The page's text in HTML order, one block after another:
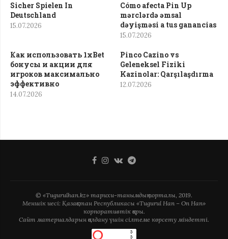
Sicher Spielen In
Deutschland
15.07.2026
Cómo afecta Pin Up
mərclərdə əmsal
dəyişməsi a tus ganancias
15.07.2026
Как использовать 1xBet
бонусы и акции для
игроков максимально
эффективно
14.07.2026
Pinco Cazino vs
Geleneksel Fiziki
Kazinolar: Qarşılaşdırma
12.07.2026
© «Tugurulhan.kz» тарихи-танымдық порталы, 2019.
Меншік иесі: Қазақстан Республикасы «Tugurul Han – On Han»
корпоративтік қоры.
Сайт материалдарын қолдану үшін сілтеме көрсету міндетті.